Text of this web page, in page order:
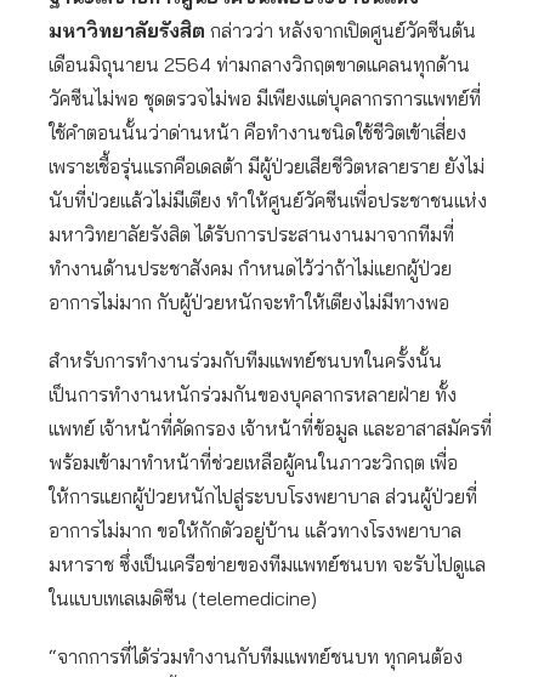
มหาวิทยาลัยรังสิต กล่าวว่า หลังจากเปิดศูนย์วัคซีนต้น
เดือนมิถุนายน 2564 ท่ามกลางวิกฤตขาดแคลนทุกด้าน
วัคซีนไม่พอ ชุดตรวจไม่พอ มีเพียงแต่บุคลากรการแพทย์ที่
ใช้คำตอนนั้นว่าด่านหน้า คือทำงานชนิดใช้ชีวิตเข้าเสี่ยง
เพราะเชื้อรุ่นแรกคือเดลต้า มีผู้ป่วยเสียชีวิตหลายราย ยังไม่
นับที่ป่วยแล้วไม่มีเตียง ทำให้ศูนย์วัคซีนเพื่อประชาชนแห่ง
มหาวิทยาลัยรังสิต ได้รับการประสานงานมาจากทีมที่
ทำงานด้านประชาสังคม กำหนดไว้ว่าถ้าไม่แยกผู้ป่วย
อาการไม่มาก กับผู้ป่วยหนักจะทำให้เตียงไม่มีทางพอ
สำหรับการทำงานร่วมกับทีมแพทย์ชนบทในครั้งนั้น
เป็นการทำงานหนักร่วมกันของบุคลากรหลายฝ่าย ทั้ง
แพทย์ เจ้าหน้าที่คัดกรอง เจ้าหน้าที่ข้อมูล และอาสาสมัครที่
พร้อมเข้ามาทำหน้าที่ช่วยเหลือผู้คนในภาวะวิกฤต เพื่อ
ให้การแยกผู้ป่วยหนักไปสู่ระบบโรงพยาบาล ส่วนผู้ป่วยที่
อาการไม่มาก ขอให้กักตัวอยู่บ้าน แล้วทางโรงพยาบาล
มหาราช ซึ่งเป็นเครือข่ายของทีมแพทย์ชนบท จะรับไปดูแล
ในแบบเทเลเมดิซีน (telemedicine)
“จากการที่ได้ร่วมทำงานกับทีมแพทย์ชนบท ทุกคนต้อง